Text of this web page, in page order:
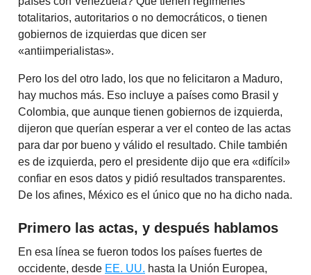
totalitarios, autoritarios o no democráticos, o tienen
gobiernos de izquierdas que dicen ser
«antiimperialistas».
Pero los del otro lado, los que no felicitaron a Maduro,
hay muchos más. Eso incluye a países como Brasil y
Colombia, que aunque tienen gobiernos de izquierda,
dijeron que querían esperar a ver el conteo de las actas
para dar por bueno y válido el resultado. Chile también
es de izquierda, pero el presidente dijo que era «difícil»
confiar en esos datos y pidió resultados transparentes.
De los afines, México es el único que no ha dicho nada.
Primero las actas, y después hablamos
En esa línea se fueron todos los países fuertes de
occidente, desde EE. UU. hasta la Unión Europea,